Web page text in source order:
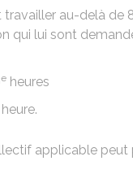
au-delà de
qui lui sont
e heures
heure.
applicable peut